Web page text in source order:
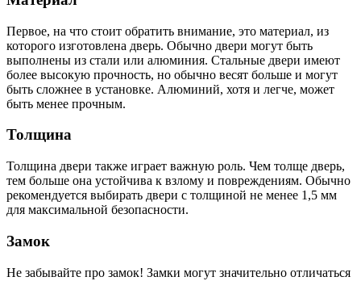
Первое, на что стоит обратить внимание, это материал, из
которого изготовлена дверь. Обычно двери могут быть
выполнены из стали или алюминия. Стальные двери имеют
более высокую прочность, но обычно весят больше и могут
быть сложнее в установке. Алюминий, хотя и легче, может
быть менее прочным.
Толщина
Толщина двери также играет важную роль. Чем толще дверь,
тем больше она устойчива к взлому и повреждениям. Обычно
рекомендуется выбирать двери с толщиной не менее 1,5 мм
для максимальной безопасности.
Замок
Не забывайте про замок! Замки могут значительно отличаться